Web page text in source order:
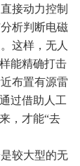
接动力控制
析判断电磁
这样，无人
能精确打击
布置有源雷
过借助人工
，才能“去
较大型的无